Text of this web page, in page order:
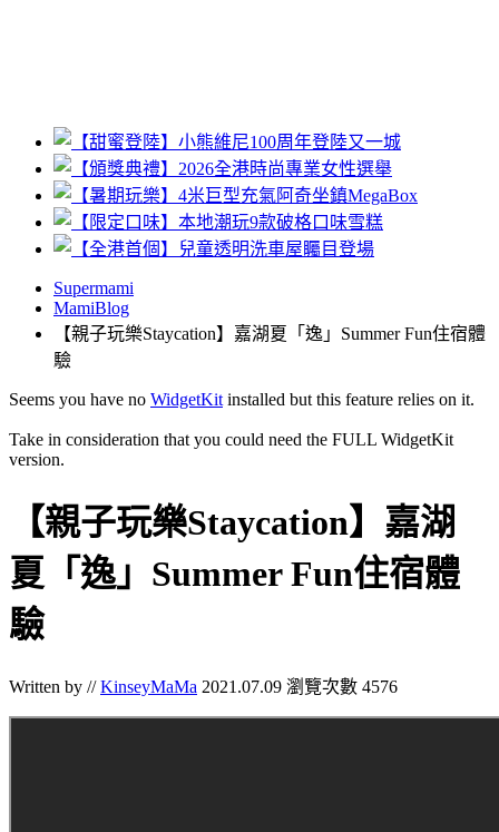
Supermami
MamiBlog
【親子玩樂Staycation】嘉湖夏「逸」Summer Fun住宿體
驗
Seems you have no WidgetKit installed but this feature relies on it.
Take in consideration that you could need the FULL WidgetKit
version.
【親子玩樂Staycation】嘉湖
夏「逸」Summer Fun住宿體
驗
Written by //KinseyMaMa 2021.07.09 瀏覽次數 4576